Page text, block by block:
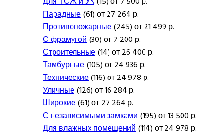
Парадные(61) от 27 264 р.
Противопожарные(245) от 21 499 р.
С фрамугой(30) от 7 200 р.
Строительные(14) от 26 400 р.
Тамбурные(105) от 24 936 р.
Технические(116) от 24 978 р.
Уличные(126) от 16 284 р.
Широкие(61) от 27 264 р.
С независимыми замками(195) от 13 500 р.
Для влажных помещений(114) от 24 978 р.